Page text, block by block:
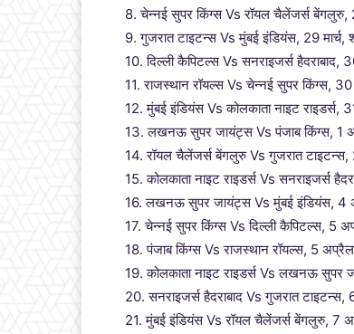
8. चेन्नई सुपर किंग्स Vs रॉयल चैलेंजर्स बेंगलुरु,
9. गुजरात टाइटन्स Vs मुंबई इंडियंस, 29
10. दिल्ली कैपिटल्स Vs सनराइजर्स हैदराबाद,
11. राजस्थान रॉयल्स Vs चेन्नई सुपर किंग्स, 30
12. मुंबई इंडियंस Vs कोलकाता नाइट राइडर्स,
13. लखनऊ सुपर जायंट्स Vs पंजाब किंग्स,
14. रॉयल चैलेंजर्स बेंगलुरु Vs गुजरात
15. कोलकाता नाइट राइडर्स Vs सनराइजर्स
16. लखनऊ सुपर जायंट्स Vs मुंबई इंडियंस,
17. चेन्नई सुपर किंग्स Vs दिल्ली कैपिटल्स, 5
18. पंजाब किंग्स Vs राजस्थान रॉयल्स, 5
19. कोलकाता नाइट राइडर्स Vs लखनऊ
20. सनराइजर्स हैदराबाद Vs गुजरात
21. मुंबई इंडियंस Vs रॉयल चैलेंजर्स बेंगलुरु, 7